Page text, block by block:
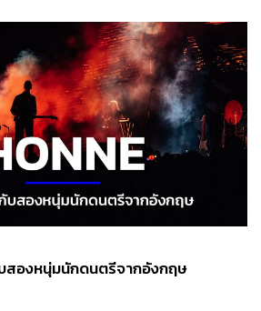
สองหนุ่มนักดนตรีจากอังกฤษ